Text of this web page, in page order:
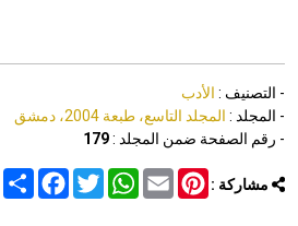
- التصنيف : الأدب
- المجلد : المجلد التاسع، طبعة 2004، دمشق
- رقم الصفحة ضمن المجلد :179
مشاركة : Share
FacebookTwitter
WhatsAppEmail
Pinterest